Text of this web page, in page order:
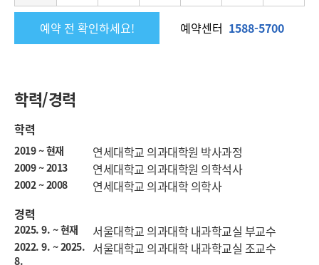
정
예약 전 확인하세요! 예약센터 1588-5700
학력/경력
학력
2019 ~ 현재 연세대학교 의과대학원 박사과정
2009 ~ 2013 연세대학교 의과대학원 의학석사
2002 ~ 2008
연세대학교 의과대학 의학사
경력
2025. 9. ~ 현재 서울대학교 의과대학 내과학교실 부교수
2022. 9. ~ 2025.
8.
서울대학교 의과대학 내과학교실 조교수